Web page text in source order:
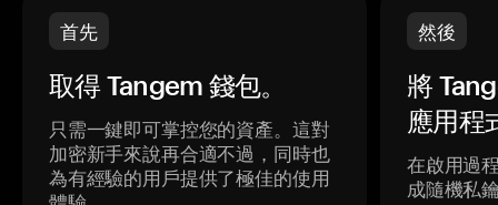
首先
取得 Tangem 錢包。
只需一鍵即可掌控您的資產。這對
加密新手來說再合適不過，同時也
為有經驗的用戶提供了極佳的使用
然後
將
應用程
在啟用過
成隨機私